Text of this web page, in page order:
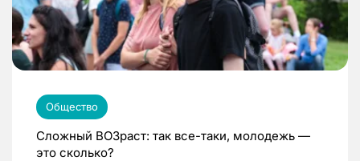
Общество
Сложный ВОЗраст: так все-таки, молодежь —
это сколько?